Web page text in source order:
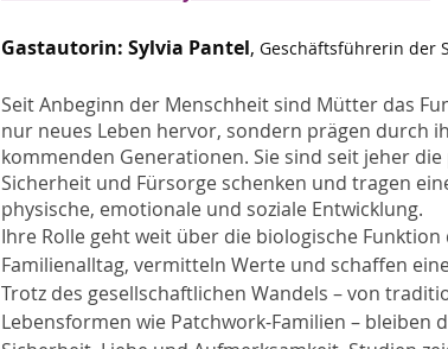
Gastautorin: Sylvia Pantel, Geschäftsführerin der
Seit Anbeginn der Menschheit sind Mütter das
nur neues Leben hervor, sondern prägen durch
kommenden Generationen. Sie sind seit jeher
Sicherheit und Fürsorge schenken und tragen
physische, emotionale und soziale Entwicklung.
Ihre Rolle geht weit über die biologische
Familienalltag, vermitteln Werte und schaffen
Trotz des gesellschaftlichen Wandels – von
Lebensformen wie Patchwork-Familien –